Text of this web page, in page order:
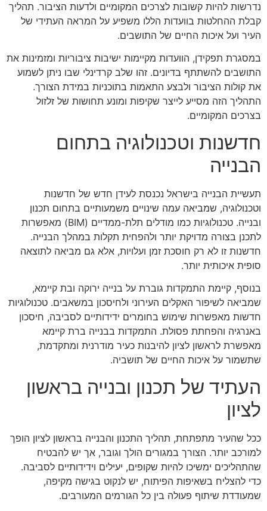
נדרשות להיות קשובות לצרכים המקומיים ולדעות הציבור. תהליך
קבלת ההחלטות בוועדות הללו משפיע על המראה העתידי של
העיר ועל איכות החיים של התושבים.
במסגרת תפקידן, הוועדות מקיימות ישיבות ציבוריות ומזמינות את
התושבים להשתתף בדיונים. זהו שלב קרדינלי שבו ניתן לשמוע
את קולות הציבור ולבצע התאמות בתוכניות במידת הצורך.
התהליך הזה מסייע לייצר שקיפות ומונע תחושות של זלזול
בצרכים המקומיים.
חדשנות וטכנולוגיה בתחום
הבנייה
תעשיית הבנייה בישראל נכנסת לעידן חדש של חדשנות
וטכנולוגיה, שמביאה עמה שינויים משמעותיים בתחום תכנון
ובנייה. טכנולוגיות כמו מודלים תלת-ממדיים (BIM) מאפשרות
לתכנן בצורה מדויקת יותר ולהפחית תקלות במהלך הבנייה.
חדשנות זו לא רק חוסכת זמן ועלויות, אלא גם מביאה לתוצאה
סופית איכותית יותר.
בנוסף, קיימת התמקדות גוברת על בנייה ירוקה ובת קיימא,
שמביאה לשיפור האקלים העירוני ולחיסכון במשאבים. טכנולוגיות
חדשות מאפשרות שימוש בחומרים ידידותיים לסביבה, חיסכון
באנרגיה והפחתת פסולת. התמקדות בבנייה ברת קיימא
מאפשרת לראשון לציון להיבנות כעיר מודרנית ומתקדמת,
שתשמור על איכות החיים של תושביה.
העתיד של תכנון ובנייה בראשון
לציון
ככל שהעיר מתפתחת, תהליך התכנון והבנייה בראשון לציון הופך
למורכב יותר. הצורך במגורים הולך וגובר, אך יש להבטיח
שהתהליכים ימשיכו להיות שקופים, יעילים וידידותיים לסביבה.
כדי להצליח בשאיפות הפיתוח, יש לנקוט בגישה מקיפה,
שמעודדת שיתוף פעולה בין כל הגורמים המעורבים.